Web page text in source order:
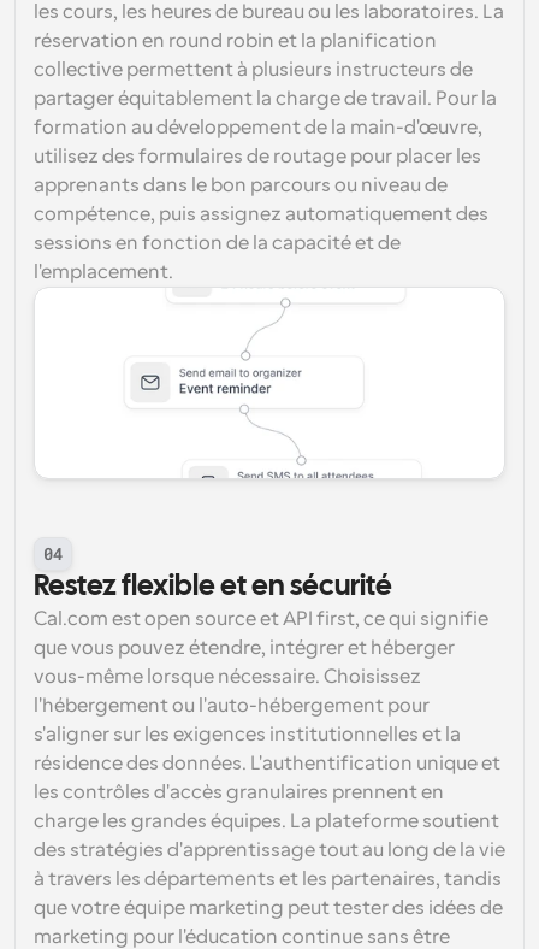
les cours, les heures de bureau ou les laboratoires. La
réservation en round robin et la planification
collective permettent à plusieurs instructeurs de
partager équitablement la charge de travail. Pour la
formation au développement de la main-d'œuvre,
utilisez des formulaires de routage pour placer les
apprenants dans le bon parcours ou niveau de
compétence, puis assignez automatiquement des
sessions en fonction de la capacité et de
l'emplacement.
04
Restez flexible et en sécurité
Cal.com est open source et API first, ce qui signifie
que vous pouvez étendre, intégrer et héberger
vous-même lorsque nécessaire. Choisissez
l'hébergement ou l'auto-hébergement pour
s'aligner sur les exigences institutionnelles et la
résidence des données. L'authentification unique et
les contrôles d'accès granulaires prennent en
charge les grandes équipes. La plateforme soutient
des stratégies d'apprentissage tout au long de la vie
à travers les départements et les partenaires, tandis
que votre équipe marketing peut tester des idées de
marketing pour l'éducation continue sans être